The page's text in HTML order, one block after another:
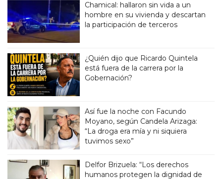
Chamical: hallaron sin vida a un
hombre en su vivienda y descartan
la participación de terceros
¿Quién dijo que Ricardo Quintela
está fuera de la carrera por la
Gobernación?
Así fue la noche con Facundo
Moyano, según Candela Arizaga:
“La droga era mía y ni siquiera
tuvimos sexo”
Delfor Brizuela: “Los derechos
humanos protegen la dignidad de